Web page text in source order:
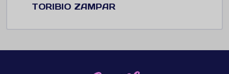
TORIBIO ZAMPAR